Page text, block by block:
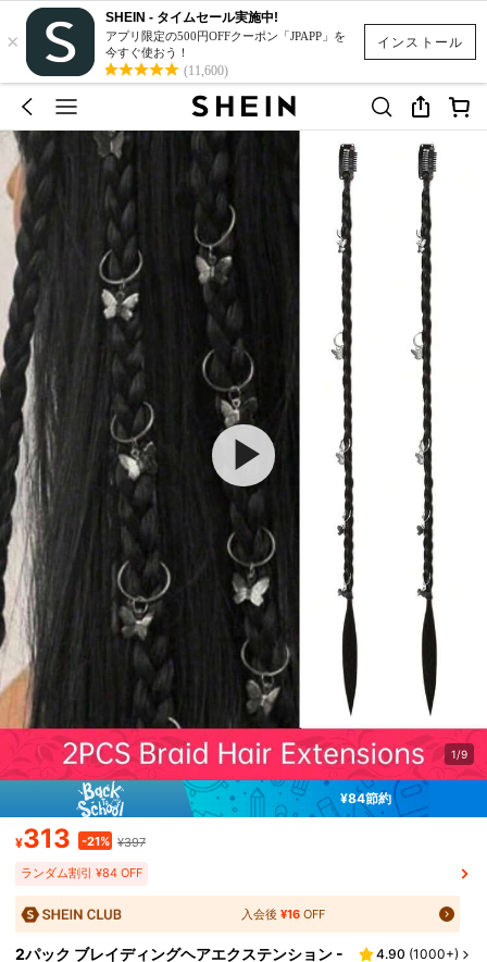
インストール
×
SHEIN - タイムセール実施中!
アプリ限定の500円OFFクーポン「JPAPP」を
今すぐ使おう！
(11,600)
1/9
¥84節約
¥313 -21% ¥397
ランダム割引 ¥84 OFF
入会後¥16 OFF
2パック ブレイディングヘアエクステンション -
4.90 (1000+)